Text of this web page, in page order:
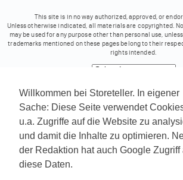
Willkommen bei Storeteller. In eigener
Sache: Diese Seite verwendet
u.a. Zugriffe auf die Website zu
und damit die Inhalte zu optimieren.
der Redaktion hat auch Google Zugriff
diese Daten.
This site is in no way authorized, approved, or
Unless otherwise indicated, all materials are copyrighted.
may be used for any purpose other than personal use,
trademarks mentioned on these pages belong to their
rights intended.